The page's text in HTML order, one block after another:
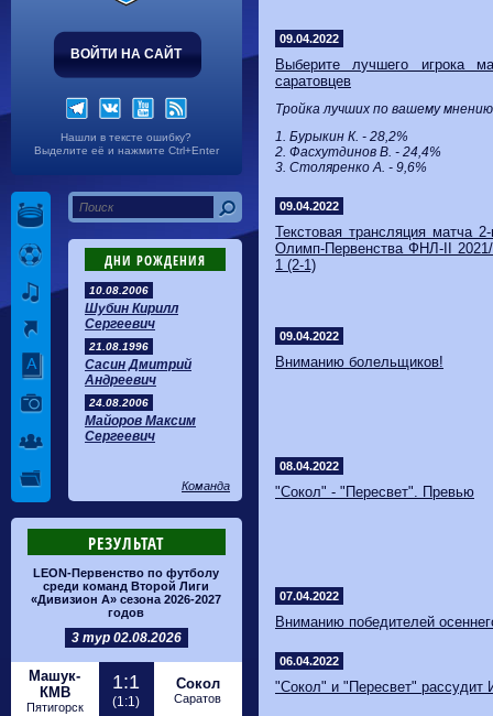
ВОЙТИ НА САЙТ
Нашли в тексте ошибку?
Выделите её и нажмите Ctrl+Enter
ДНИ РОЖДЕНИЯ
10.08.2006
Шубин Кирилл
Сергеевич
21.08.1996
Сасин Дмитрий
Андреевич
24.08.2006
Майоров Максим
Сергеевич
Команда
РЕЗУЛЬТАТ
LEON-Первенство по футболу
среди команд Второй Лиги
«Дивизион А» сезона 2026-2027
годов
3 тур 02.08.2026
Машук-
КМВ
Пятигорск
1:1
(1:1)
Сокол
Саратов
09.04.2022
Выберите лучшего игрока
саратовцев
Тройка лучших по вашему
1. Бурыкин К. - 28,2%
2. Фасхутдинов В. - 24,4%
3. Столяренко А. - 9,6%
09.04.2022
Текстовая трансляция матча
Олимп-Первенства ФНЛ-II
1 (2-1)
09.04.2022
Вниманию болельщиков!
08.04.2022
"Сокол" - "Пересвет". Превью
07.04.2022
Вниманию победителей
06.04.2022
"Сокол" и "Пересвет" рассудит